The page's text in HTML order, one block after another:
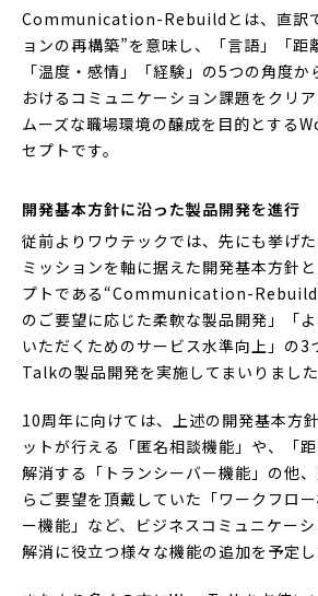
Communication-Rebuildとは、直訳
ョンの再構築”を意味し、「言語」「距
「温度・感情」「経験」の5つの角度
おけるコミュニケーション課題をクリ
ムーズな職場環境の醸成を目的とする
セプトです。
開発基本方針に沿った製品開発を進行
従前よりワウテックでは、先にも挙げ
ミッションを軸に据えた開発基本方針
プトである“Communication-
のご要望に応じた柔軟な製品開発」「
いただくためのサービス水準向上」の3
Talkの製品開発を実施してまいりました
10周年に向けては、上述の開発基本方
ットが行える「匿名相談機能」や、「
解消する「トランシーバー機能」の他
らご要望を頂戴していた「ワークフロ
ー機能」など、ビジネスコミュニケー
解消に役立つ様々な機能の追加を予定し